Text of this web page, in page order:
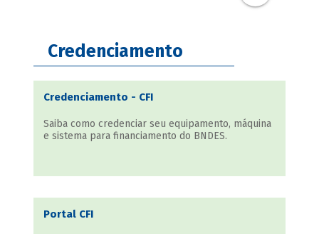
Credenciamento
Credenciamento - CFI
Saiba como credenciar seu equipamento, máquina
e sistema para financiamento do BNDES.
Portal CFI